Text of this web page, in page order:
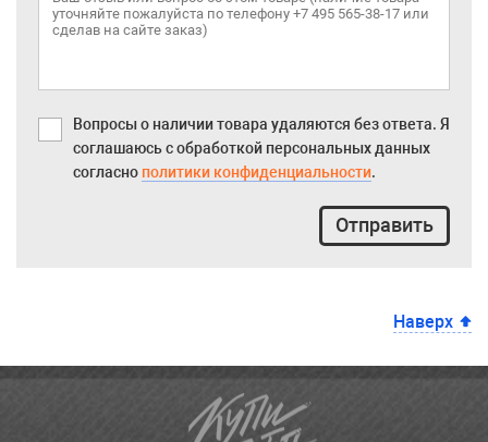
Вопросы о наличии товара удаляются без ответа. Я
соглашаюсь с обработкой персональных данных
согласно политики конфиденциальности.
Отправить
Наверх